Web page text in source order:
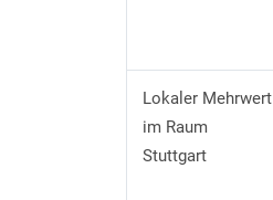
Lokaler Mehrwert
im Raum
Stuttgart